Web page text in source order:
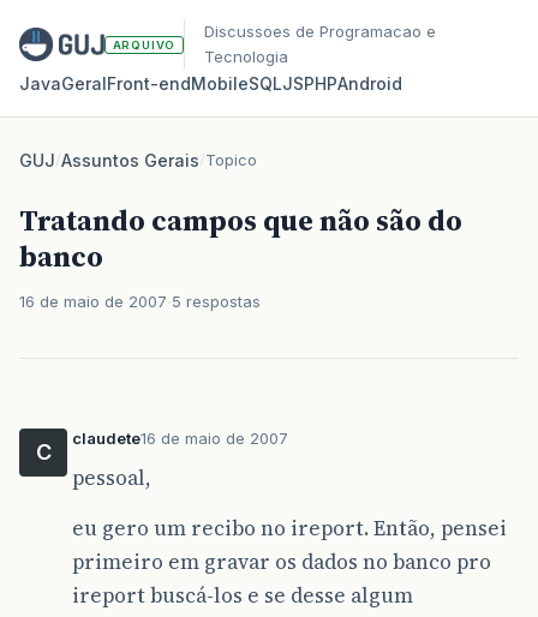
ARQUIVO
Discussoes de Programacao e
Tecnologia
JavaGeralFront‑endMobileSQLJSPHPAndroid
GUJ/Assuntos Gerais/Topico
Tratando campos que não são do
banco
16 de maio de 2007 5 respostas
C
claudete16 de maio de 2007
pessoal,
eu gero um recibo no ireport. Então, pensei
primeiro em gravar os dados no banco pro
ireport buscá-los e se desse algum